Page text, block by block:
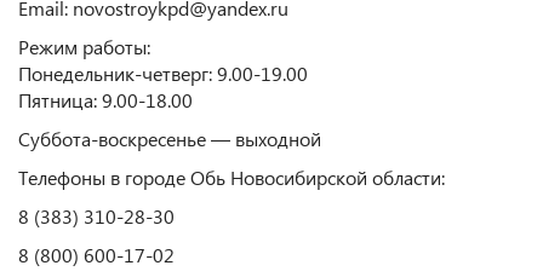
Email: novostroykpd@yandex.ru
Режим работы:
Понедельник-четверг: 9.00-19.00
Пятница: 9.00-18.00
Суббота-воскресенье — выходной
Телефоны в городе Обь Новосибирской области:
8 (383) 310-28-30
8 (800) 600-17-02